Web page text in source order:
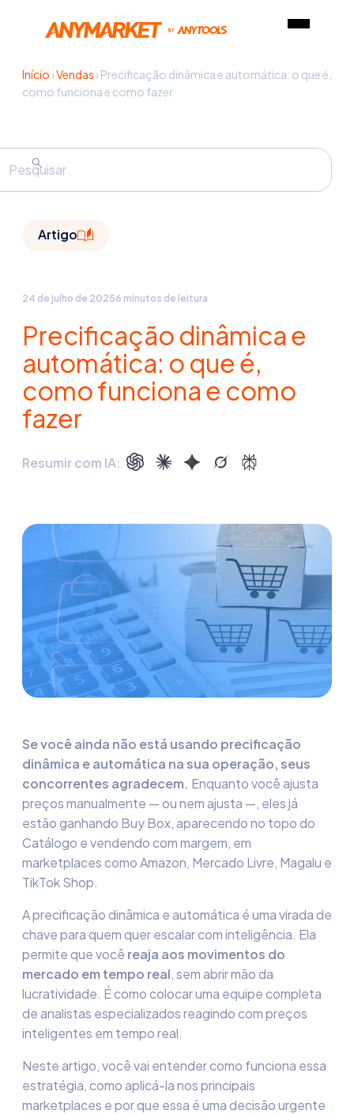
Início ›Vendas ›Precificação dinâmica e automática: o que é,
como funciona e como fazer
Artigo
24 de julho de 20256 minutos de leitura
Precificação dinâmica e
automática: o que é,
como funciona e como
fazer
Resumir com IA:
Se você ainda não está usando precificação
dinâmica e automática na sua operação, seus
concorrentes agradecem. Enquanto você ajusta
preços manualmente — ou nem ajusta —, eles já
estão ganhando Buy Box, aparecendo no topo do
Catálogo e vendendo com margem, em
marketplaces como Amazon, Mercado Livre, Magalu e
TikTok Shop.
A precificação dinâmica e automática é uma virada de
chave para quem quer escalar com inteligência. Ela
permite que você reaja aos movimentos do
mercado em tempo real, sem abrir mão da
lucratividade. É como colocar uma equipe completa
de analistas especializados reagindo com preços
inteligentes em tempo real.
Neste artigo, você vai entender como funciona essa
estratégia, como aplicá-la nos principais
marketplaces e por que essa é uma decisão urgente